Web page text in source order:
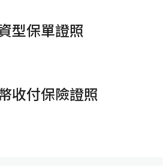
型保單證照
收付保險證照